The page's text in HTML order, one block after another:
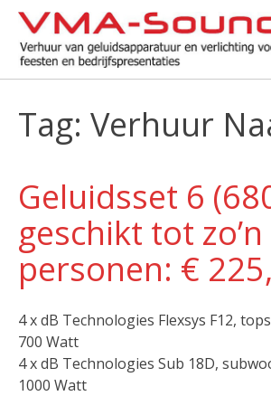
Skip
content
Tag: Verhuur
Geluidsset 6
geschikt tot
personen: €
4 x dB Technologies Flexsys F12,
700 Watt
4 x dB Technologies Sub 18D,
1000 Watt